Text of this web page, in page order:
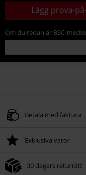
Lägg prova-
Om du redan är BSC-
Betala med faktura
Exklusiva varor
30 dagars returrätt